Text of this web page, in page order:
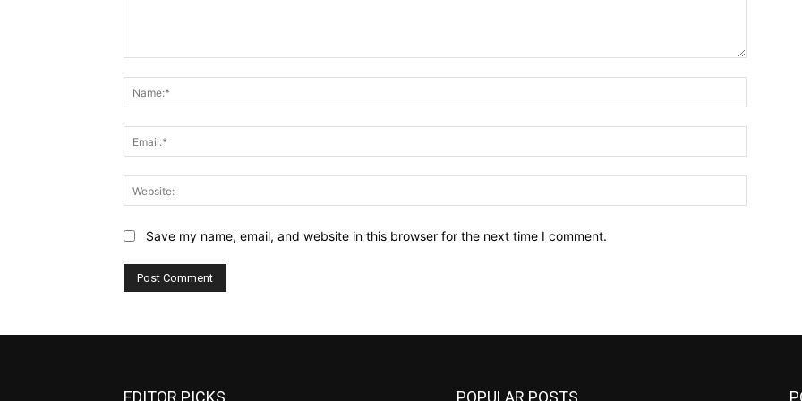
Save my name, email, and website in this browser for the next time I comment.
EDITOR PICKS POPULAR POSTS